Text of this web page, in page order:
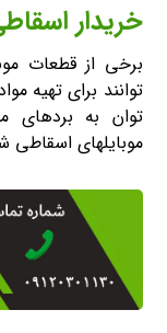
خریدار
برخی از قطعات
توانند برای تهیه
توان به بردهای
موبایلهای اسقاطی